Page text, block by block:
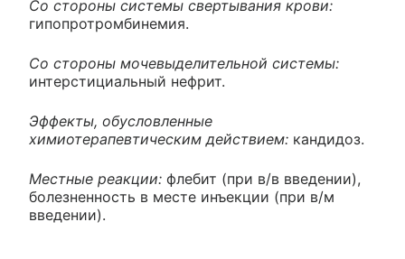
Со стороны системы свертывания крови:
гипопротромбинемия.
Со стороны мочевыделительной системы:
интерстициальный нефрит.
Эффекты, обусловленные
химиотерапевтическим действием: кандидоз.
Местные реакции: флебит (при в/в введении),
болезненность в месте инъекции (при в/м
введении).